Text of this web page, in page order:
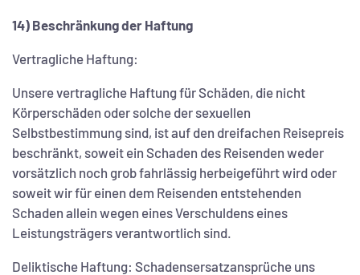
14) Beschränkung der Haftung
Vertragliche Haftung:
Unsere vertragliche Haftung für Schäden, die nicht
Körperschäden oder solche der sexuellen
Selbstbestimmung sind, ist auf den dreifachen Reisepreis
beschränkt, soweit ein Schaden des Reisenden weder
vorsätzlich noch grob fahrlässig herbeigeführt wird oder
soweit wir für einen dem Reisenden entstehenden
Schaden allein wegen eines Verschuldens eines
Leistungsträgers verantwortlich sind.
Deliktische Haftung: Schadensersatzansprüche uns